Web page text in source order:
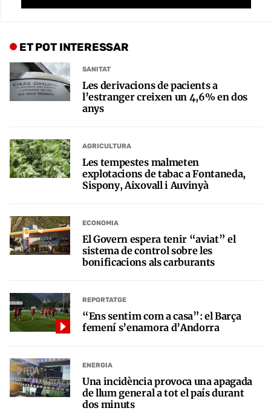
ET POT INTERESSAR
SANITAT
Les derivacions de pacients a
l’estranger creixen un 4,6% en dos
anys
AGRICULTURA
Les tempestes malmeten
explotacions de tabac a Fontaneda,
Sispony, Aixovall i Auvinyà
ECONOMIA
El Govern espera tenir “aviat” el
sistema de control sobre les
bonificacions als carburants
REPORTATGE
“Ens sentim com a casa”: el Barça
femení s’enamora d’Andorra
ENERGIA
Una incidència provoca una apagada
de llum general a tot el país durant
dos minuts